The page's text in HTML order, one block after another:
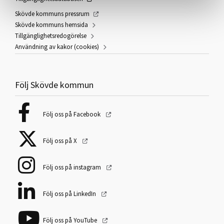
Skövde kommuns pressrum
Skövde kommuns hemsida
Tillgänglighetsredogörelse
Användning av kakor (cookies)
Följ Skövde kommun
Följ oss på Facebook
Följ oss på X
Följ oss på instagram
Följ oss på LinkedIn
Följ oss på YouTube